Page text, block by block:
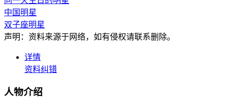
中国明星
双子座明星
声明：资料来源于网络，如有侵权请联系删除。
详情
资料纠错
人物介绍